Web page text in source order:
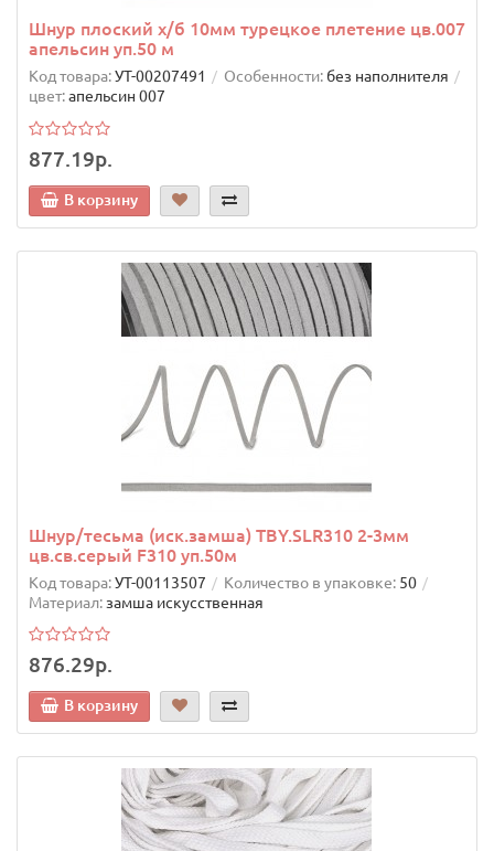
Шнур плоский х/б 10мм турецкое плетение цв.007
апельсин уп.50 м
Код товара:УТ-00207491 Особенности: без наполнителя
цвет:апельсин 007
877.19р.
В корзину
Шнур/тесьма (иск.замша) TBY.SLR310 2-3мм
цв.св.серый F310 уп.50м
Код товара:УТ-00113507 Количество в упаковке: 50
Материал: замша искусственная
876.29р.
В корзину